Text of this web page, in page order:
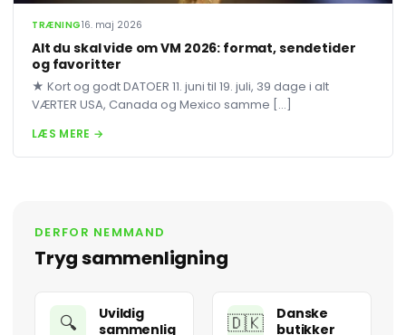
TRÆNING16. maj 2026
Alt du skal vide om VM 2026: format, sendetider
og favoritter
★ Kort og godt DATOER 11. juni til 19. juli, 39 dage i alt
VÆRTER USA, Canada og Mexico samme […]
LÆS MERE →
DERFOR NEMMAND
Tryg sammenligning
🔍
Uvildig
sammenlig
🇩🇰
Danske
butikker